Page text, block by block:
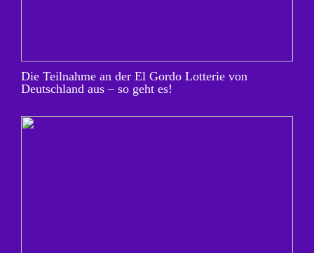
Die Teilnahme an der El Gordo Lotterie von
Deutschland aus – so geht es!